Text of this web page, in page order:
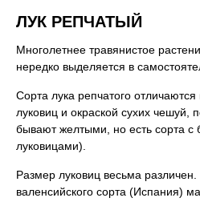
ЛУК РЕПЧАТЫЙ
Многолетнее травянистое
нередко выделяется в
Сорта лука репчатого
луковиц и окраской сухих
бывают желтыми, но есть сорта
луковицами).
Размер луковиц весьма
валенсийского сорта (Испания)